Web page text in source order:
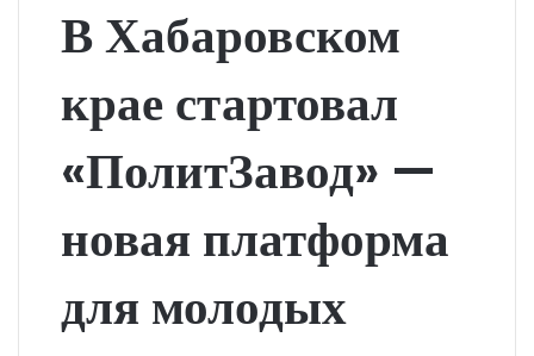
В Хабаровском
крае стартовал
«ПолитЗавод» —
новая платформа
для молодых